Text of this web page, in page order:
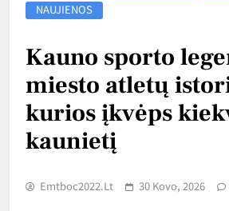
NAUJIENOS
Kauno sporto
miesto atletų
kurios įkvėps
kaunietį
Emtboc2022.lt 30 Kovo, 2026